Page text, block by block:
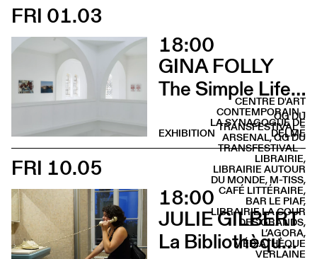
FRI 01.03
18:00
GINA FOLLY
The Simple Life (Vernissage)
CENTRE D'ART
CONTEMPORAIN -
LA SYNAGOGUE DE
DELME
EXHIBITION
FRI 10.05
18:00
JULIE GILBERT
La Bibliothèque sonore des femmes (Vernissage)
QG DU
TRANSFESTIVAL –
ARSENAL, QG DU
TRANSFESTIVAL –
LIBRAIRIE,
LIBRAIRIE AUTOUR
DU MONDE, M-TISS,
CAFÉ LITTÉRAIRE,
BAR LE PIAF,
LIBRAIRIE LA COUR
DES GRANDS,
L’AGORA,
MÉDIATHÈQUE
VERLAINE